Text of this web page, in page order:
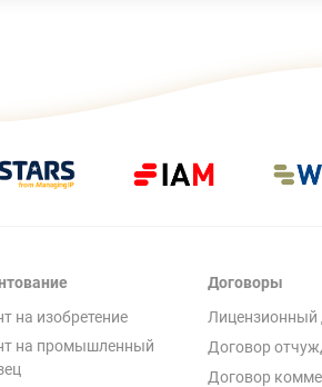
на изобретение
на промышленный
Договоры
Лицензионный
Договор
Договор